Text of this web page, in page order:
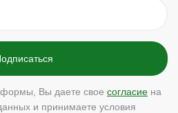
формы, Вы даете свое согласие на
и принимаете условия